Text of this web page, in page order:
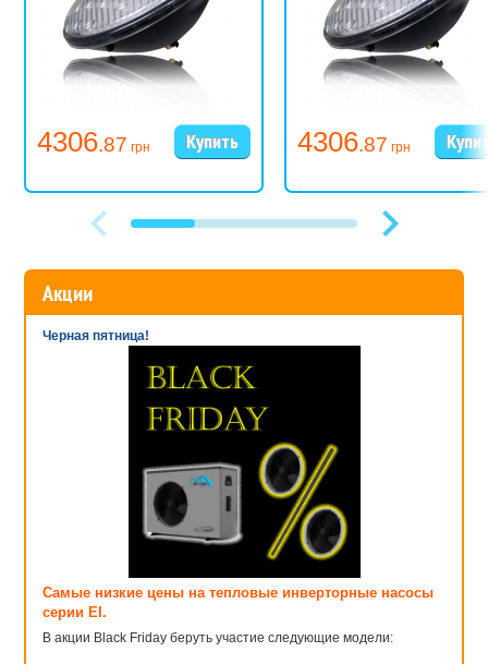
4306.87 грн 4306.87 грн
Акции
Черная пятница!
Самые низкие цены на тепловые инверторные насосы
серии EI.
В акции Black Friday беруть участие следующие модели: